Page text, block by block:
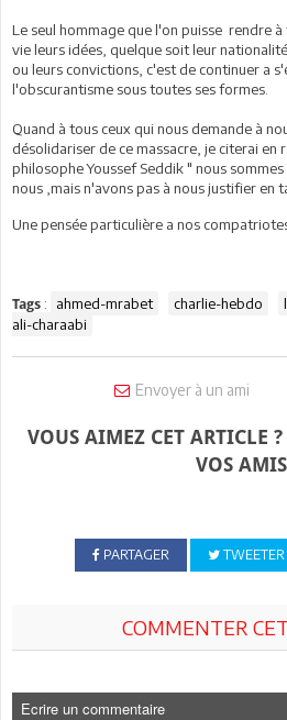
Le seul hommage que l'on puisse rendre
vie leurs idées, quelque soit leur
ou leurs convictions, c'est de continuer a
l'obscurantisme sous toutes ses formes.
Quand à tous ceux qui nous demande à
désolidariser de ce massacre, je citerai en
philosophe Youssef Seddik " nous
nous ,mais n'avons pas à nous justifier en
Une pensée particulière a nos
Tags : ahmed-mrabet charlie-hebdo
ali-charaabi
Envoyer à un ami
VOUS AIMEZ CET ARTICLE ?
VOS
PARTAGER TWEETER
COMMENTER
Ecrire un commentaire